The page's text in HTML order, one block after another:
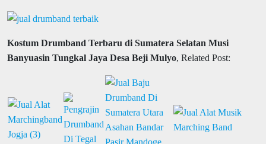
Kostum Drumband Terbaru di Sumatera Selatan Musi
Banyuasin Tungkal Jaya Desa Beji Mulyo, Related Post: